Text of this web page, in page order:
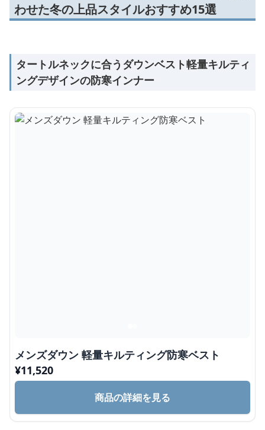
わせた冬の上品スタイルおすすめ15選
タートルネックに合うダウンベスト軽量キルティ
ングデザインの防寒インナー
メンズダウン 軽量キルティング防寒ベスト
¥11,520
商品の詳細を見る